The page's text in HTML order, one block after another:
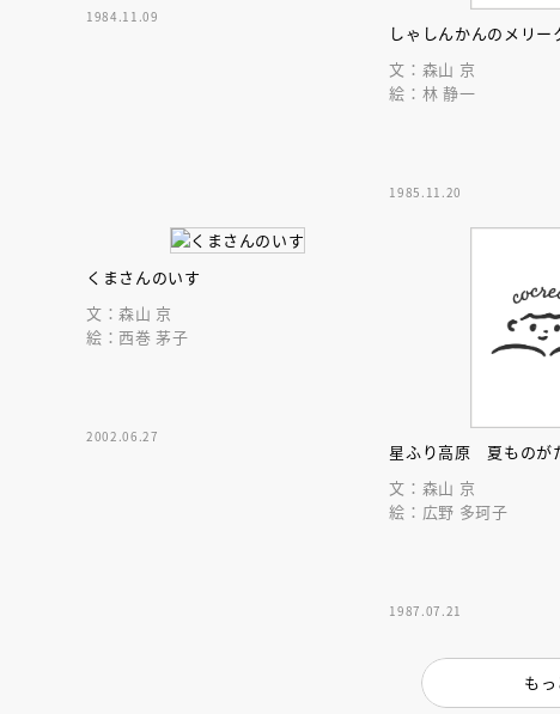
1984.11.09
しゃしんかんのメリー
文：森山 京
絵：林 静一
1985.11.20
くまさんのいす
文：森山 京
絵：西巻 茅子
2002.06.27
星ふり高原 夏ものが
文：森山 京
絵：広野 多珂子
1987.07.21
も